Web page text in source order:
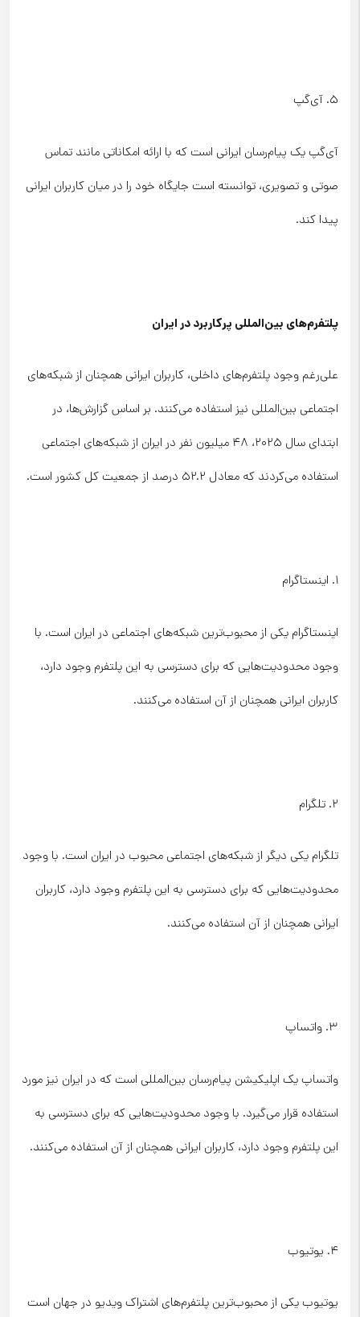
۵. آی‌گپ
آی‌گپ یک پیام‌رسان ایرانی است که با ارائه امکاناتی مانند تماس
صوتی و تصویری، توانسته است جایگاه خود را در میان کاربران ایرانی
پیدا کند.
پلتفرم‌های بین‌المللی پرکاربرد در ایران
علی‌رغم وجود پلتفرم‌های داخلی، کاربران ایرانی همچنان از شبکه‌های
اجتماعی بین‌المللی نیز استفاده می‌کنند. بر اساس گزارش‌ها، در
ابتدای سال ۲۰۲۵، ۴۸ میلیون نفر در ایران از شبکه‌های اجتماعی
استفاده می‌کردند که معادل ۵۲.۲ درصد از جمعیت کل کشور است.
۱. اینستاگرام
اینستاگرام یکی از محبوب‌ترین شبکه‌های اجتماعی در ایران است. با
وجود محدودیت‌هایی که برای دسترسی به این پلتفرم وجود دارد،
کاربران ایرانی همچنان از آن استفاده می‌کنند.
۲. تلگرام
تلگرام یکی دیگر از شبکه‌های اجتماعی محبوب در ایران است. با وجود
محدودیت‌هایی که برای دسترسی به این پلتفرم وجود دارد، کاربران
ایرانی همچنان از آن استفاده می‌کنند.
۳. واتساپ
واتساپ یک اپلیکیشن پیام‌رسان بین‌المللی است که در ایران نیز مورد
استفاده قرار می‌گیرد. با وجود محدودیت‌هایی که برای دسترسی به
این پلتفرم وجود دارد، کاربران ایرانی همچنان از آن استفاده می‌کنند.
۴. یوتیوب
یوتیوب یکی از محبوب‌ترین پلتفرم‌های اشتراک ویدیو در جهان است